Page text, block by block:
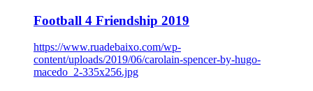
Football 4 Friendship 2019
https://www.ruadebaixo.com/wp-
content/uploads/2019/06/carolain-spencer-by-hugo-
macedo_2-335x256.jpg